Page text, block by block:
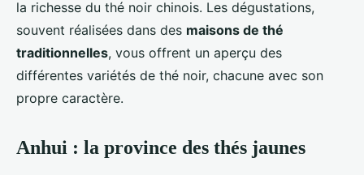
la richesse du thé noir chinois. Les dégustations,
souvent réalisées dans des maisons de thé
traditionnelles, vous offrent un aperçu des
différentes variétés de thé noir, chacune avec son
propre caractère.
Anhui : la province des thés jaunes